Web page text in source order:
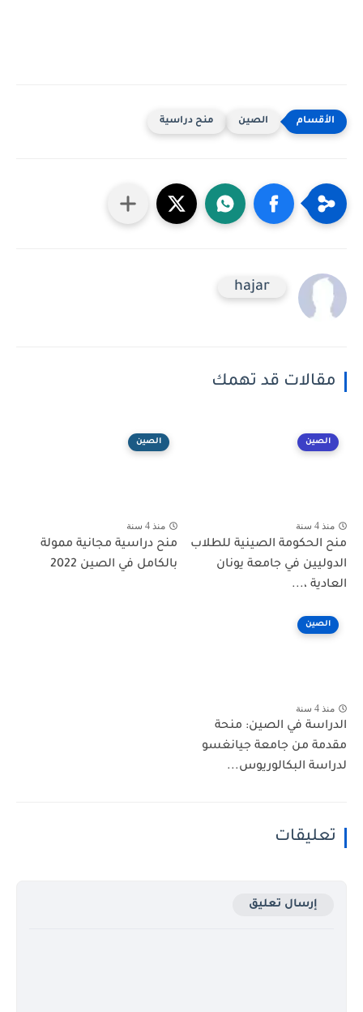
الصين منح دراسية
hajar
مقالات قد تهمك
الصين
منذ 4 سنة
منح الحكومة الصينية للطلاب
الدوليين في جامعة يونان
العادية ،...
الصين
منذ 4 سنة
منح دراسية مجانية ممولة
بالكامل في الصين 2022
الصين
منذ 4 سنة
الدراسة في الصين: منحة
مقدمة من جامعة جيانغسو
لدراسة البكالوريوس...
تعليقات
إرسال تعليق